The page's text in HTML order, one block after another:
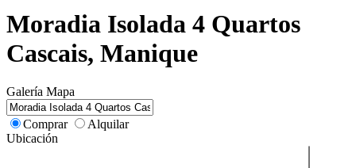
Moradia Isolada 4 Quartos
Cascais, Manique
Galería Mapa
Comprar
Alquilar
Ubicación